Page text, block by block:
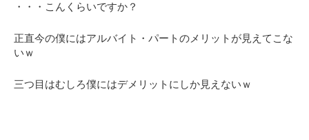
・・・こんくらいですか？
正直今の僕にはアルバイト・パートのメリットが見えてこな
いｗ
三つ目はむしろ僕にはデメリットにしか見えないｗ